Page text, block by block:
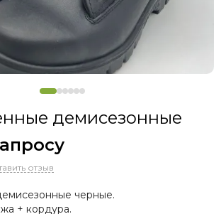
демисезонные
отзыв
черные.
+ кордура.